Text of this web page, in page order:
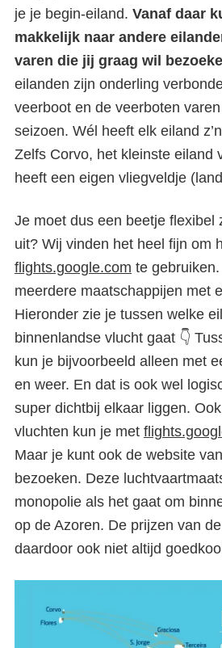
je je begin-eiland. Vanaf daar
makkelijk naar andere
varen die jij graag wil
eilanden zijn onderling
veerboot en de veerboten
seizoen. Wél heeft elk eiland
Zelfs Corvo, het kleinste eiland
heeft een eigen vliegveldje
Je moet dus een beetje flexibel
uit? Wij vinden het heel fijn om
flights.google.com te
meerdere maatschappijen met
Hieronder zie je tussen welke
binnenlandse vlucht gaat 👇
kun je bijvoorbeeld alleen met
en weer. En dat is ook wel
super dichtbij elkaar liggen.
vluchten kun je met
Maar je kunt ook de website
bezoeken. Deze
monopolie als het gaat om
op de Azoren. De prijzen van
daardoor ook niet altijd